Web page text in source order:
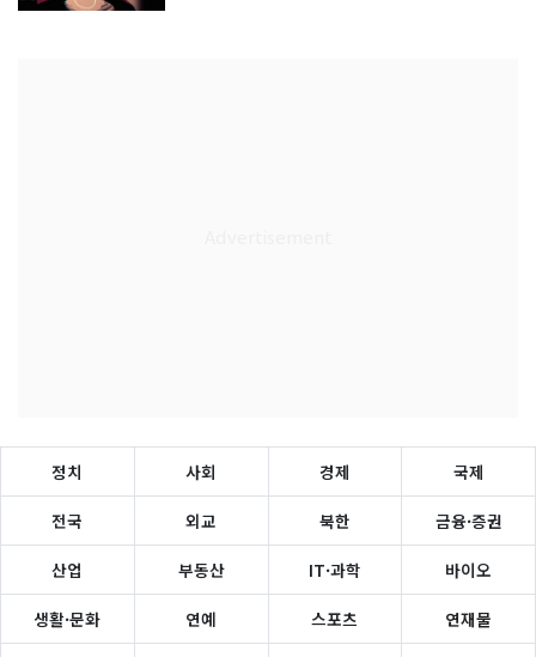
정치 사회 경제 국제
전국 외교 북한 금융·증권
산업 부동산 IT·과학 바이오
생활·문화 연예 스포츠 연재물